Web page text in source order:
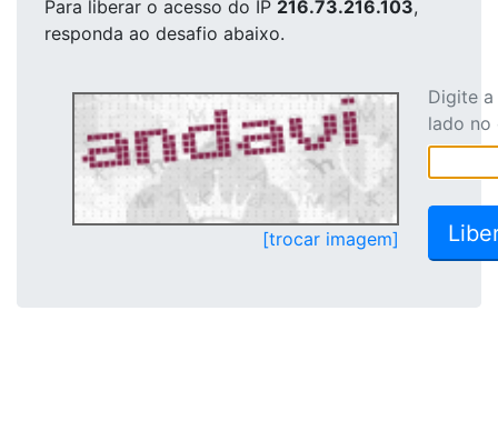
Para liberar o acesso do IP 216.73.216.103,
responda ao desafio abaixo.
[trocar imagem]
Digite
lado no